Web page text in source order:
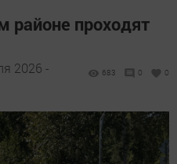
районе проходят
2026 -
683 0 0